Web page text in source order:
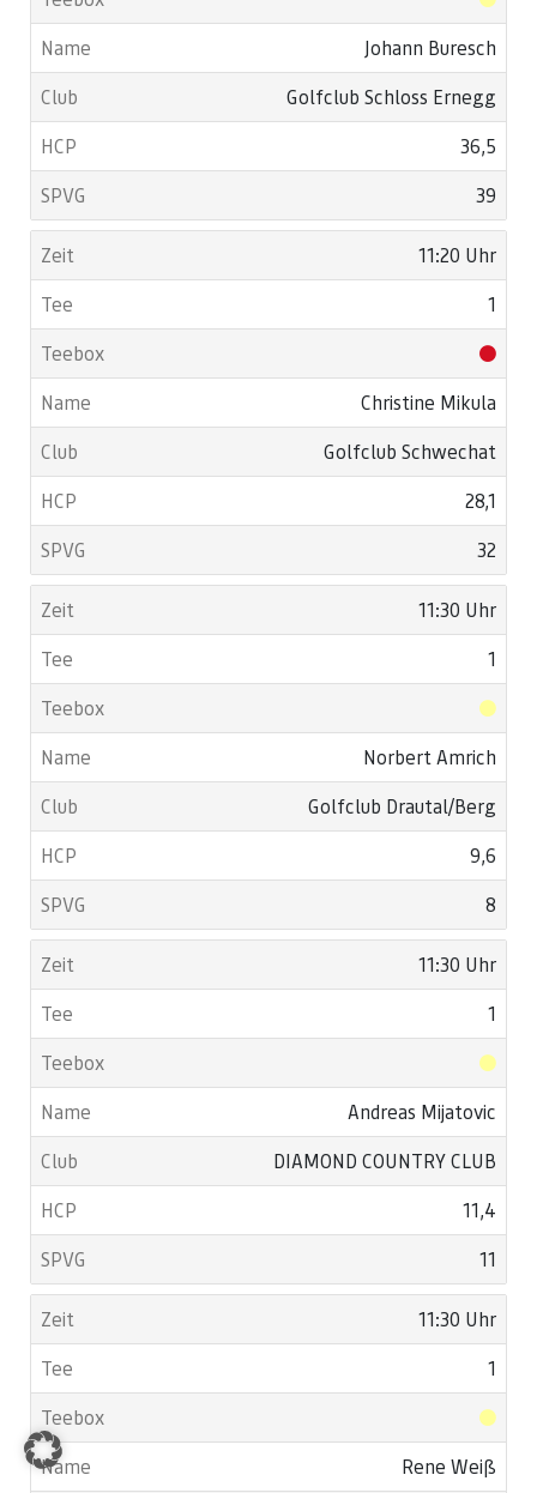
Johann Buresch
Golfclub Schloss Ernegg
36,5
39
11:20 Uhr
1
Christine Mikula
Golfclub Schwechat
28,1
32
11:30 Uhr
1
Norbert Amrich
Golfclub Drautal/Berg
9,6
8
11:30 Uhr
1
Andreas Mijatovic
DIAMOND COUNTRY CLUB
11,4
11
11:30 Uhr
1
Rene Weiß